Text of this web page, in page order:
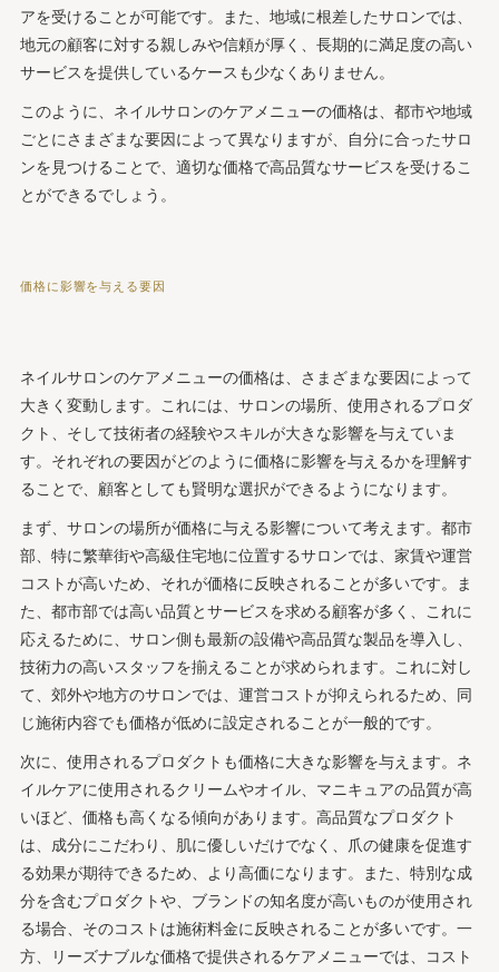
アを受けることが可能です。また、地域に根差したサロンでは、
地元の顧客に対する親しみや信頼が厚く、長期的に満足度の高い
サービスを提供しているケースも少なくありません。
このように、ネイルサロンのケアメニューの価格は、都市や地域
ごとにさまざまな要因によって異なりますが、自分に合ったサロ
ンを見つけることで、適切な価格で高品質なサービスを受けるこ
とができるでしょう。
価格に影響を与える要因
ネイルサロンのケアメニューの価格は、さまざまな要因によって
大きく変動します。これには、サロンの場所、使用されるプロダ
クト、そして技術者の経験やスキルが大きな影響を与えていま
す。それぞれの要因がどのように価格に影響を与えるかを理解す
ることで、顧客としても賢明な選択ができるようになります。
まず、サロンの場所が価格に与える影響について考えます。都市
部、特に繁華街や高級住宅地に位置するサロンでは、家賃や運営
コストが高いため、それが価格に反映されることが多いです。ま
た、都市部では高い品質とサービスを求める顧客が多く、これに
応えるために、サロン側も最新の設備や高品質な製品を導入し、
技術力の高いスタッフを揃えることが求められます。これに対し
て、郊外や地方のサロンでは、運営コストが抑えられるため、同
じ施術内容でも価格が低めに設定されることが一般的です。
次に、使用されるプロダクトも価格に大きな影響を与えます。ネ
イルケアに使用されるクリームやオイル、マニキュアの品質が高
いほど、価格も高くなる傾向があります。高品質なプロダクト
は、成分にこだわり、肌に優しいだけでなく、爪の健康を促進す
る効果が期待できるため、より高価になります。また、特別な成
分を含むプロダクトや、ブランドの知名度が高いものが使用され
る場合、そのコストは施術料金に反映されることが多いです。一
方、リーズナブルな価格で提供されるケアメニューでは、コスト